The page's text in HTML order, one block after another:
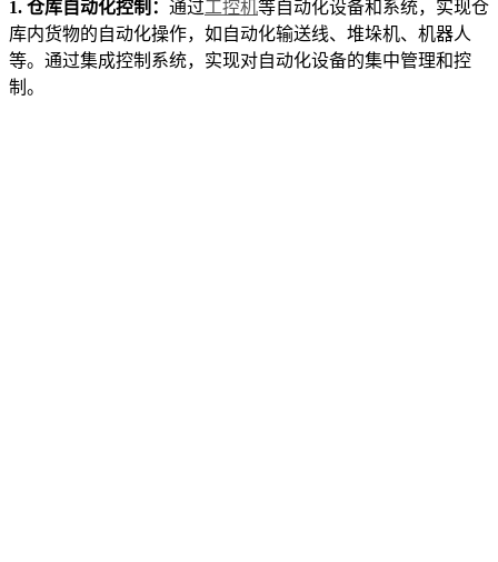
1. 仓库自动化控制： 通过工控机等自动化设备和系统，实现仓
库内货物的自动化操作，如自动化输送线、堆垛机、机器人
等。通过集成控制系统，实现对自动化设备的集中管理和控
制。